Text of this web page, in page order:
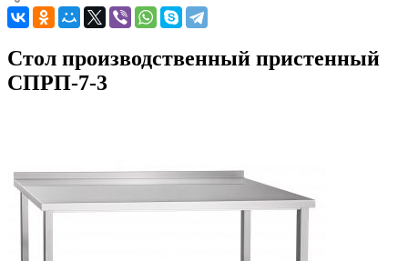
Стол производственный пристенный
СПРП-7-3